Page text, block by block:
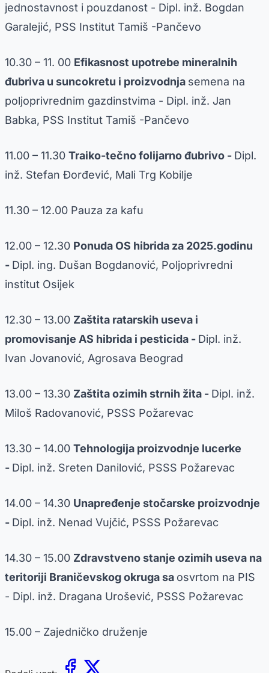
jednostavnost i pouzdanost - Dipl. inž. Bogdan
Garalejić, PSS Institut Tamiš -Pančevo
10.30 – 11. 00 Efikasnost upotrebe mineralnih
đubriva u suncokretu i proizvodnja semena na
poljoprivrednim gazdinstvima - Dipl. inž. Jan
Babka, PSS Institut Tamiš -Pančevo
11.00 – 11.30 Traiko-tečno folijarno đubrivo - Dipl.
inž. Stefan Đorđević, Mali Trg Kobilje
11.30 – 12.00 Pauza za kafu
12.00 – 12.30 Ponuda OS hibrida za 2025.godinu
- Dipl. ing. Dušan Bogdanović, Poljoprivredni
institut Osijek
12.30 – 13.00 Zaštita ratarskih useva i
promovisanje AS hibrida i pesticida - Dipl. inž.
Ivan Jovanović, Agrosava Beograd
13.00 – 13.30 Zaštita ozimih strnih žita - Dipl. inž.
Miloš Radovanović, PSSS Požarevac
13.30 – 14.00 Tehnologija proizvodnje lucerke
- Dipl. inž. Sreten Danilović, PSSS Požarevac
14.00 – 14.30 Unapređenje stočarske proizvodnje
- Dipl. inž. Nenad Vujčić, PSSS Požarevac
14.30 – 15.00 Zdravstveno stanje ozimih useva na
teritoriji Braničevskog okruga sa osvrtom na PIS
- Dipl. inž. Dragana Urošević, PSSS Požarevac
15.00 – Zajedničko druženje